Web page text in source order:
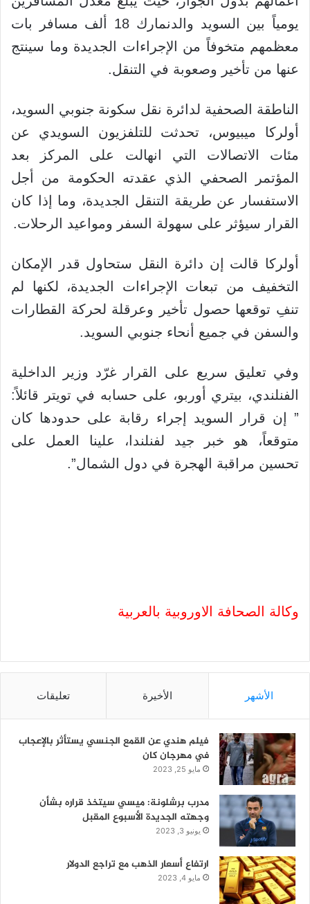
يومياً بين السويد والدنمارك 18 ألف مسافر بات
معظمهم متخوفاً من الإجراءات الجديدة وما سينتج
عنها من تأخير وصعوبة في التنقل.
الناطقة الصحفية لدائرة نقل سكونة جنوبي السويد،
أولركا ميبيوس، تحدثت للتلفزيون السويدي عن
مئات الاتصالات التي انهالت على المركز بعد
المؤتمر الصحفي الذي عقدته الحكومة من أجل
الاستفسار عن طريقة التنقل الجديدة، وما إذا كان
القرار سيؤثر على سهولة السفر ومواعيد الرحلات.
أولركا قالت إن دائرة النقل ستحاول قدر الإمكان
التخفيف من تبعات الإجراءات الجديدة، لكنها لم
تنفِ توقعها حصول تأخير وعرقلة لحركة القطارات
والسفن في جميع أنحاء جنوبي السويد.
وفي تعليق سريع على القرار غرّد وزير الداخلية
الفنلندي، بيتري أوربو، على حسابه في تويتر قائلاً:
” إن قرار السويد إجراء رقابة على حدودها كان
متوقعاً، هو خبر جيد لفنلندا، علينا العمل على
تحسين مراقبة الهجرة في دول الشمال”.
وكالة الصحافة الاوروبية بالعربية
الأشهر الأخيرة تعليقات
فيلم هندي عن القمع الجنسي يستأثر بالإعجاب
في مهرجان كان
مايو 25, 2023
مدرب برشلونة: ميسي سيتخذ قراره بشأن
وجهته الجديدة الأسبوع المقبل
يونيو 3, 2023
ارتفاع أسعار الذهب مع تراجع الدولار
مايو 4, 2023